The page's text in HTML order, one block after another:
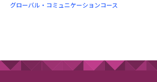
グローバル・コミュニケーションコース